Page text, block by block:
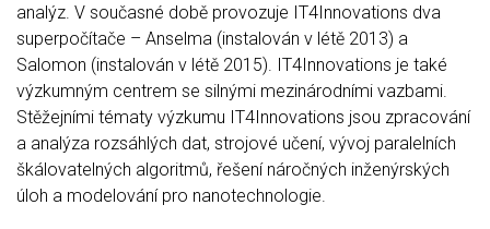
analýz. V současné době provozuje IT4Innovations dva
superpočítače – Anselma (instalován v létě 2013) a
Salomon (instalován v létě 2015). IT4Innovations je také
výzkumným centrem se silnými mezinárodními vazbami.
Stěžejními tématy výzkumu IT4Innovations jsou zpracování
a analýza rozsáhlých dat, strojové učení, vývoj paralelních
škálovatelných algoritmů, řešení náročných inženýrských
úloh a modelování pro nanotechnologie.